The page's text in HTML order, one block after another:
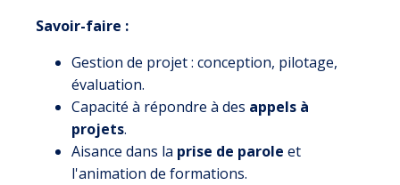
Savoir-faire :
Gestion de projet : conception, pilotage,
évaluation.
Capacité à répondre à des appels à
projets.
Aisance dans la prise de parole et
l'animation de formations.